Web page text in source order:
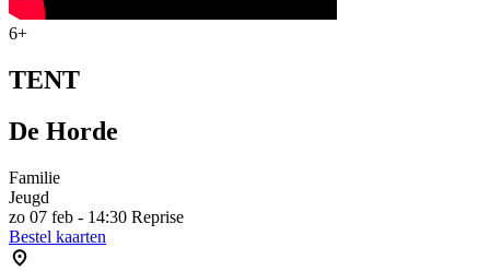
6+
TENT
De Horde
Familie
Jeugd
zo 07 feb - 14:30 Reprise
Bestel kaarten